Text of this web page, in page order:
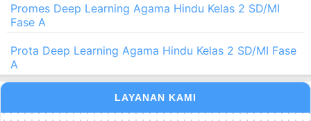
Promes Deep Learning Agama Hindu Kelas 2 SD/MI
Fase A
Prota Deep Learning Agama Hindu Kelas 2 SD/MI Fase
A
LAYANAN KAMI